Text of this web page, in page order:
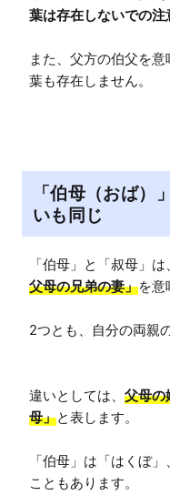
葉は存在しないでの注
また、父方の伯父を
葉も存在しません。
「伯母（おば）
いも同じ
「伯母」と「叔母」は、
父母の兄弟の妻」を意
2つとも、自分の両親
違いとしては、 父母の
母」と表します。
「伯母」は「はくぼ
こともあります。